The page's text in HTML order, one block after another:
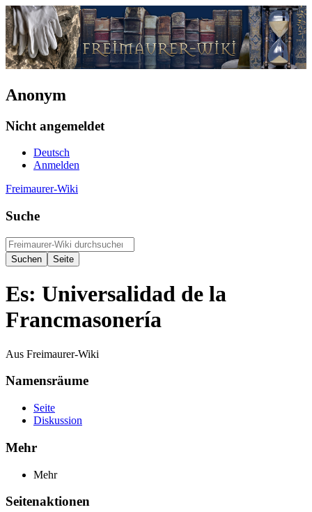
Anonym
Nicht angemeldet
Deutsch
Anmelden
Freimaurer-Wiki
Suche
Es: Universalidad de la
Francmasonería
Aus Freimaurer-Wiki
Namensräume
Seite
Diskussion
Mehr
Mehr
Seitenaktionen